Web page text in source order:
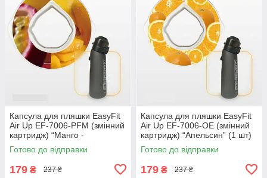
Капсула для пляшки EasyFit
Air Up EF-7006-PFM (змінний
картридж) “Манго -
Маракуйя” (1 шт)
Готово до відправки
179 ₴ 237 ₴
Капсула для пляшки EasyFit
Air Up EF-7006-OE (змінний
картридж) “Апельсин” (1 шт)
Готово до відправки
179 ₴ 237 ₴